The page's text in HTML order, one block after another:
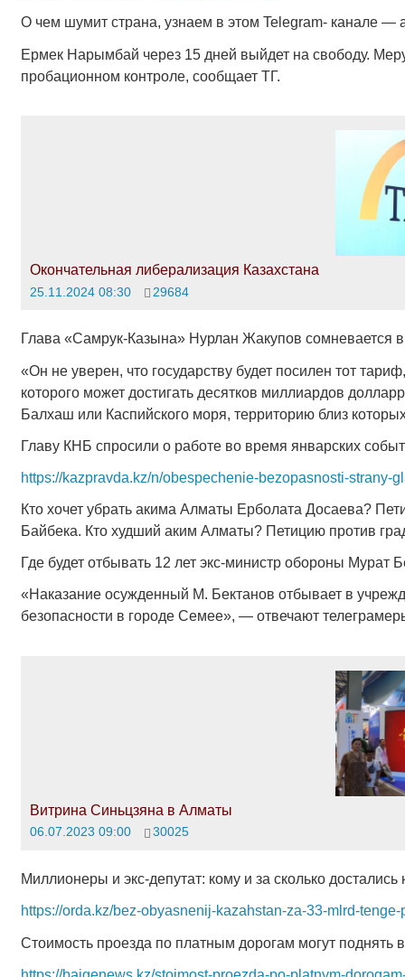
О чем шумит страна, узнаем в этом Telegram- канале —
Ермек Нарымбай через 15 дней выйдет на свободу.
пробационном контроле, сообщает ТГ.
Окончательная либерализация Казахстана
25.11.2024 08:30 29684
Глава «Самрук-Казына» Нурлан Жакупов сомневается
«Он не уверен, что государству будет посилен тот
которого может достигать десятков миллиардов
Балхаш или Каспийского моря, территорию близ
Главу КНБ спросили о работе во время январских
https://kazpravda.kz/n/obespechenie-bezopasnosti-strany-
Кто хочет убрать акима Алматы Ерболата Досаева?
Байбека. Кто худший аким Алматы? Петицию против
Где будет отбывать 12 лет экс-министр обороны Мурат
«Наказание осужденный М. Бектанов отбывает в
безопасности в городе Семее», — отвечают
Витрина Синьцзяна в Алматы
06.07.2023 09:00 30025
Миллионеры и экс-депутат: кому и за сколько
https://orda.kz/bez-obyasnenij-kazahstan-za-33-mlrd-
Стоимость проезда по платным дорогам могут поднять